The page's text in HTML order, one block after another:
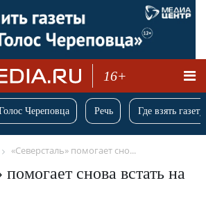
16+
Череповца Речь Где взять
«Северсталь» помогает сно...
помогает снова встать на